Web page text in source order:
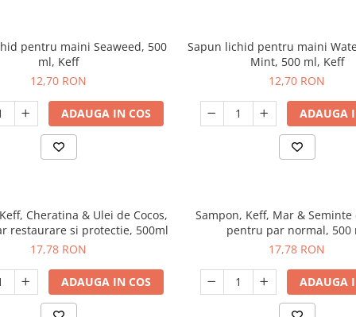
pentru maini Seaweed, 500
ml, Keff
12,70 RON
ADAUGA IN COS
Sapun lichid pentru maini
Mint, 500 ml, Keff
12,70 RON
ADAUGA
Cheratina & Ulei de Cocos,
restaurare si protectie, 500ml
17,78 RON
ADAUGA IN COS
Sampon, Keff, Mar & Seminte
pentru par normal, 500
17,78 RON
ADAUGA